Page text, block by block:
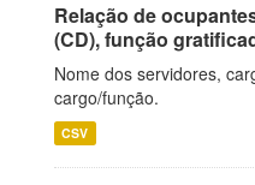
Relação de
(CD), função
Nome dos servidores,
cargo/função.
CSV